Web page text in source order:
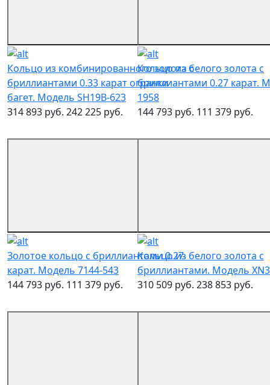
Кольцо из комбинированного золота с
бриллиантами 0.33 карат огранки
багет. Модель SH19B-623
314 893 руб. 242 225 руб.
Кольцо из белого золота с
бриллиантами 0.27 карат.
1958
144 793 руб. 111 379 руб.
Золотое кольцо с бриллиантами 0.27
карат. Модель 7144-543
144 793 руб. 111 379 руб.
Кольцо из белого золота с
бриллиантами. Модель
310 509 руб. 238 853 руб.